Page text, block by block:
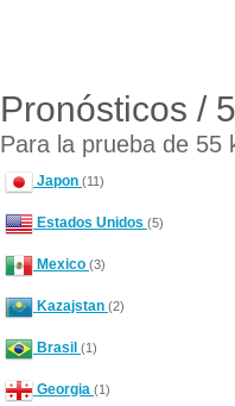
Pronósticos /
Para la prueba de 55
Japon (11)
Estados Unidos (5)
Mexico (3)
Kazajstan (2)
Brasil (1)
Georgia (1)